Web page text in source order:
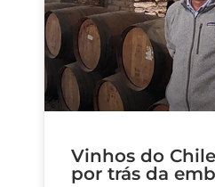
Vinhos do
por trás da